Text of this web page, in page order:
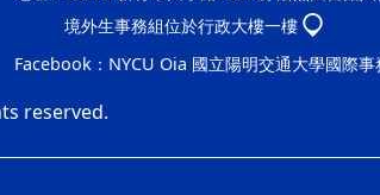
境外生事務組位於行政大樓一樓
Facebook： NYCU Oia 國立陽明交通大學國際
reserved.